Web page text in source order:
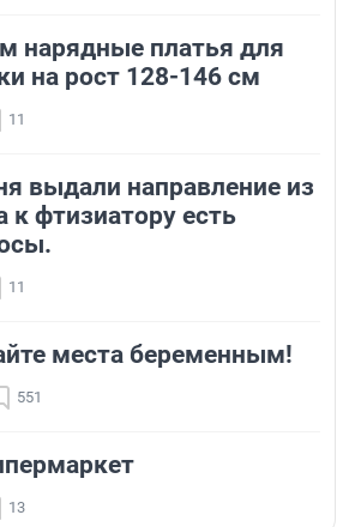
нарядные платья для
на рост 128-146 см
11
выдали направление из
к фтизиатору есть
11
места беременным!
551
13